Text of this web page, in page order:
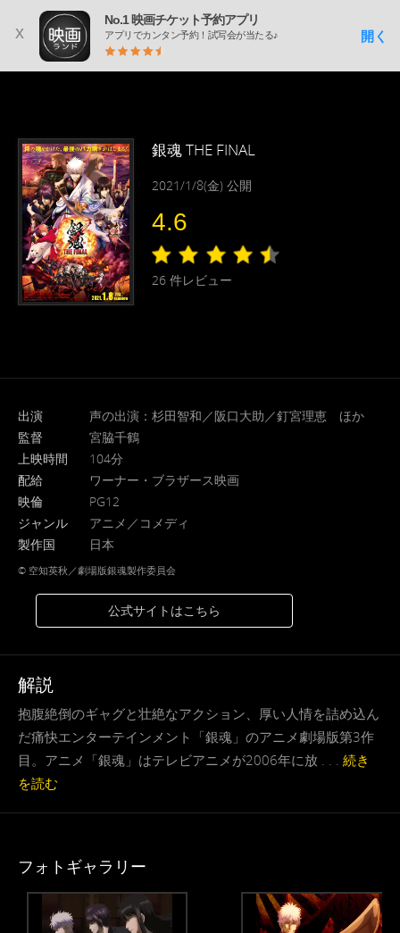
x
No.1 映画チケット予約アプリ
アプリでカンタン予約！試写会が当たる♪ 開く
銀魂 THE FINAL
2021/1/8(金) 公開
4.6
26 件レビュー
出演
声の出演：杉田智和／阪口大助／釘宮理恵 ほか
監督
宮脇千鶴
上映時間
104分
配給
ワーナー・ブラザース映画
映倫
PG12
ジャンル
アニメ／コメディ
製作国
日本
© 空知英秋／劇場版銀魂製作委員会
公式サイトはこちら
解説
抱腹絶倒のギャグと壮絶なアクション、厚い人情を詰め込ん
だ痛快エンターテインメント「銀魂」のアニメ劇場版第3作
目。アニメ「銀魂」はテレビアニメが2006年に放 . . . 続き
を読む
フォトギャラリー